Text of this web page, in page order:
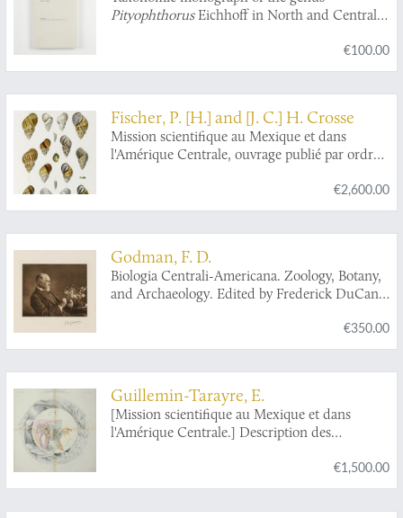
PityophthorusEichhoff in North and Central
€100.00
Fischer, P. [H.] and [J. C.] H. Crosse
Mission scientifique au Mexique et dans
l'Amérique Centrale, ouvrage publié par ordre
zoologiques pour servir à l'histoire de la faune
Septième Partie. Études sur les mollusques
terrestres et fluviatiles du Mexique et du
Guatemala.
€2,600.00
Godman, F. D.
Biologia Centrali-Americana. Zoology, Botany,
and Archaeology. Edited by Frederick DuCane
€350.00
Guillemin-Tarayre, E.
[Mission scientifique au Mexique et dans
l'Amérique Centrale.] Description des
€1,500.00